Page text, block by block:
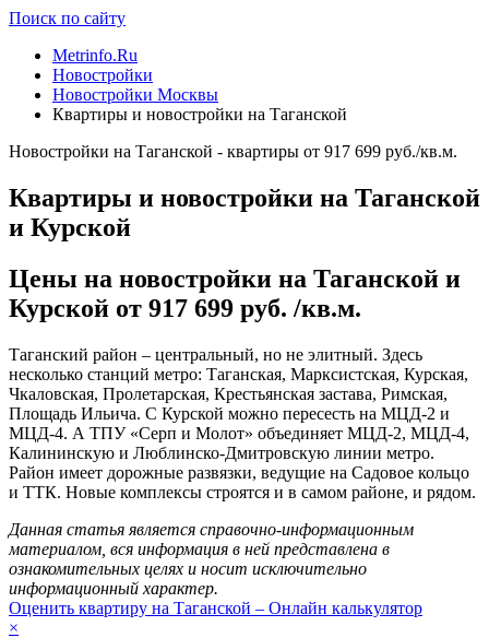
Поиск по сайту
Metrinfo.Ru
Новостройки
Новостройки Москвы
Квартиры и новостройки на Таганской
Новостройки на Таганской - квартиры от 917 699 руб./кв.м.
Квартиры и новостройки на Таганской
и Курской
Цены на новостройки на Таганской и
Курской от 917 699 руб. /кв.м.
Таганский район – центральный, но не элитный. Здесь
несколько станций метро: Таганская, Марксистская, Курская,
Чкаловская, Пролетарская, Крестьянская застава, Римская,
Площадь Ильича. С Курской можно пересесть на МЦД-2 и
МЦД-4. А ТПУ «Серп и Молот» объединяет МЦД-2, МЦД-4,
Калининскую и Люблинско-Дмитровскую линии метро.
Район имеет дорожные развязки, ведущие на Садовое кольцо
и ТТК. Новые комплексы строятся и в самом районе, и рядом.
Данная статья является справочно-информационным
материалом, вся информация в ней представлена в
ознакомительных целях и носит исключительно
информационный характер.
Оценить квартиру на Таганской – Онлайн калькулятор
×